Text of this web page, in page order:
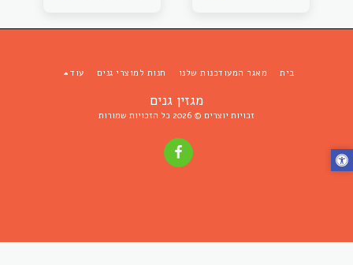
מגזין גנים
זכויות יוצרים © 2026 כל הזכויות שמורות
בית מאגר המעודכנות שלנו חנות למוצרי גנים עוד